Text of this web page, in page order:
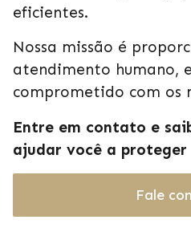
eficientes.
Nossa missão é
atendimento humano,
comprometido com os
Entre em contato e
ajudar você a proteger
Fale